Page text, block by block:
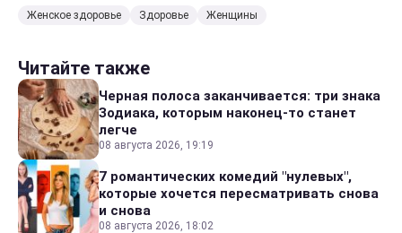
Женское здоровье Здоровье Женщины
Читайте также
Черная полоса заканчивается: три знака
Зодиака, которым наконец-то станет
легче
08 августа 2026, 19:19
7 романтических комедий "нулевых",
которые хочется пересматривать снова
и снова
08 августа 2026, 18:02